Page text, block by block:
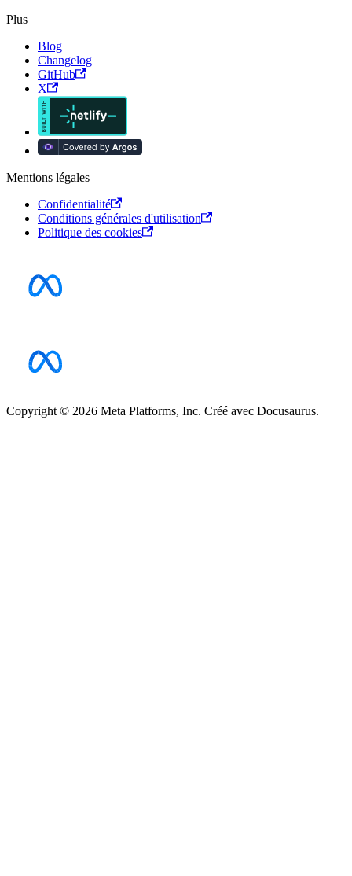
Plus
Blog
Changelog
GitHub
X
Mentions légales
Confidentialité
Conditions générales d'utilisation
Politique des cookies
Copyright © 2026 Meta Platforms, Inc. Créé avec Docusaurus.